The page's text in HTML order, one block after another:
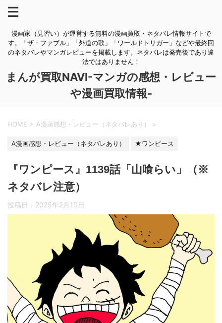
漫画家（見習い）が運営する無料の漫画買取・ネタバレ情報サイトで
す。「ザ・ファブル」「外道の歌」「ワールドトリガー」などや最終回
のネタバレやマンガレビューを掲載します。ネタバレは発売後であり違
法ではありません！
まんが買取NAVI-マンガの感想・レビュー
や漫画買取情報-
HOME > A漫画感想・レビュー（ネタバレあり） >
A漫画感想・レビュー（ネタバレあり） ★ワンピース
『ワンピース』1139話「山喰らい」（※
ネタバレ注意）
投稿日： 2025年2月10日